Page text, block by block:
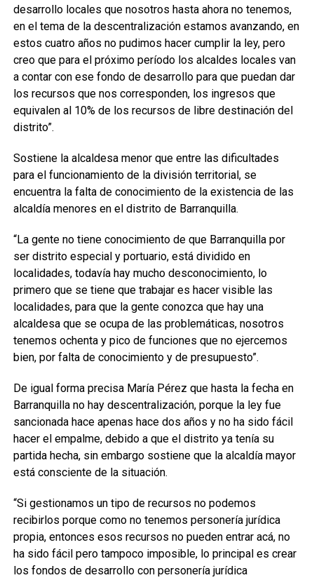
desarrollo locales que nosotros hasta ahora no tenemos,
en el tema de la descentralización estamos avanzando, en
estos cuatro años no pudimos hacer cumplir la ley, pero
creo que para el próximo período los alcaldes locales van
a contar con ese fondo de desarrollo para que puedan dar
los recursos que nos corresponden, los ingresos que
equivalen al 10% de los recursos de libre destinación del
distrito”.
Sostiene la alcaldesa menor que entre las dificultades
para el funcionamiento de la división territorial, se
encuentra la falta de conocimiento de la existencia de las
alcaldía menores en el distrito de Barranquilla.
“La gente no tiene conocimiento de que Barranquilla por
ser distrito especial y portuario, está dividido en
localidades, todavía hay mucho desconocimiento, lo
primero que se tiene que trabajar es hacer visible las
localidades, para que la gente conozca que hay una
alcaldesa que se ocupa de las problemáticas, nosotros
tenemos ochenta y pico de funciones que no ejercemos
bien, por falta de conocimiento y de presupuesto”.
De igual forma precisa María Pérez que hasta la fecha en
Barranquilla no hay descentralización, porque la ley fue
sancionada hace apenas hace dos años y no ha sido fácil
hacer el empalme, debido a que el distrito ya tenía su
partida hecha, sin embargo sostiene que la alcaldía mayor
está consciente de la situación.
“Si gestionamos un tipo de recursos no podemos
recibirlos porque como no tenemos personería jurídica
propia, entonces esos recursos no pueden entrar acá, no
ha sido fácil pero tampoco imposible, lo principal es crear
los fondos de desarrollo con personería jurídica